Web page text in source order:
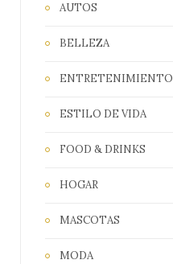
AUTOS
BELLEZA
ENTRETENIMIENTO
ESTILO DE VIDA
FOOD & DRINKS
HOGAR
MASCOTAS
MODA